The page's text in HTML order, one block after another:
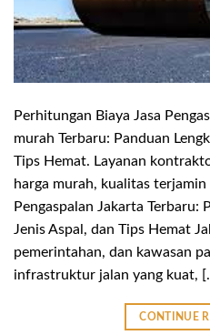
Perhitungan Biaya Jasa
murah Terbaru: Panduan
Tips Hemat. Layanan
harga murah, kualitas terjamin
Pengaspalan Jakarta Terbaru:
Jenis Aspal, dan Tips Hemat
pemerintahan, dan kawasan
infrastruktur jalan yang kuat,
CONTINUE